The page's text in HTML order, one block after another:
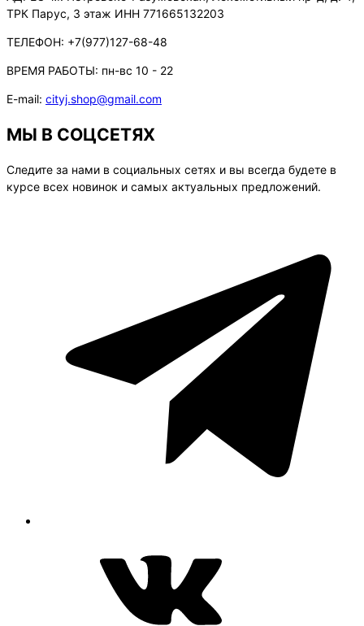
ТРК Парус, 3 этаж ИНН 771665132203
ТЕЛЕФОН: +7(977)127-68-48
ВРЕМЯ РАБОТЫ: пн-вс 10 - 22
E-mail: cityj.shop@gmail.com
МЫ В СОЦСЕТЯХ
Следите за нами в социальных сетях и вы всегда будете в
курсе всех новинок и самых актуальных предложений.